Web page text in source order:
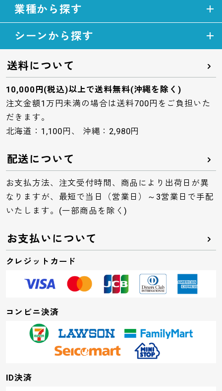
業種から探す
シーンから探す
送料について
10,000円(税込)以上で送料無料(沖縄を除く)
注文金額1万円未満の場合は送料700円をご負担いた
だきます。
北海道：1,100円、 沖縄：2,980円
配送について
お支払方法、注文受付時間、商品により出荷日が異
なりますが、最短で当日（営業日）～3営業日で手配
いたします。(一部商品を除く)
お支払いについて
クレジットカード
コンビニ決済
ID決済